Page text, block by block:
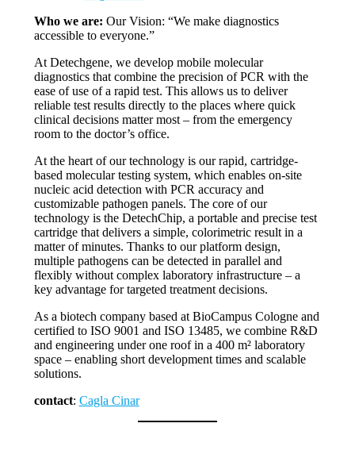
Who we are: Our Vision: “We make diagnostics
accessible to everyone.”
At Detechgene, we develop mobile molecular
diagnostics that combine the precision of PCR with the
ease of use of a rapid test. This allows us to deliver
reliable test results directly to the places where quick
clinical decisions matter most – from the emergency
room to the doctor’s office.
At the heart of our technology is our rapid, cartridge-
based molecular testing system, which enables on-site
nucleic acid detection with PCR accuracy and
customizable pathogen panels. The core of our
technology is the DetechChip, a portable and precise test
cartridge that delivers a simple, colorimetric result in a
matter of minutes. Thanks to our platform design,
multiple pathogens can be detected in parallel and
flexibly without complex laboratory infrastructure – a
key advantage for targeted treatment decisions.
As a biotech company based at BioCampus Cologne and
certified to ISO 9001 and ISO 13485, we combine R&D
and engineering under one roof in a 400 m² laboratory
space – enabling short development times and scalable
solutions.
contact: Cagla Cinar